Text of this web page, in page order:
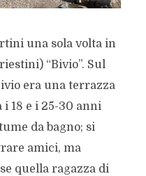
una sola volta in
“Bivio”. Sul
era una terrazza
i 18 e i 25-30 anni
da bagno; si
amici, ma
quella ragazza di